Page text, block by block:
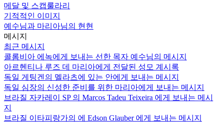
메달 및 스캡룰라리
기적적인 이미지
예수님과 마리아님의 현현
메시지
최근 메시지
콜롬비아 에녹에게 보내는 선한 목자 예수님의 메시지
아르헨티나 루즈 데 마리아에게 전달된 성모 계시록
독일 게팅겐의 멜라츠에 있는 안에게 보내는 메시지
독일 심장의 신성한 준비를 위한 마리아에게 보내는 메시지
브라질 자카레이 SP 의 Marcos Tadeu Teixeira 에게 보내는 메시
지
브라질 이타피랑가의 에 Edson Glauber 에게 보내는 메시지